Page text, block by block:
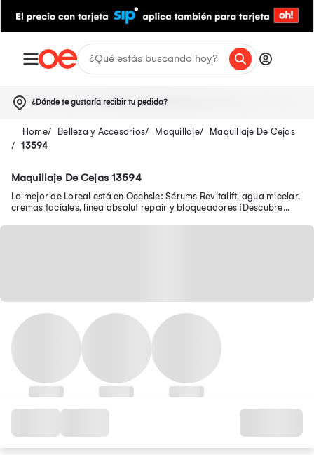
¿Dónde te gustaría recibir tu pedido?
Belleza y Accesorios Maquillaje
Maquillaje De Cejas
13594
Maquillaje De Cejas 13594
Lo mejor de Loreal está en Oechsle: Sérums Revitalift, agua micelar,
cremas faciales, línea absolut repair y bloqueadores ¡Descubre